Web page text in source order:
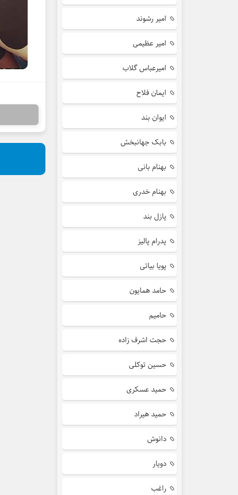
امیر رشوند
امیر عظیمی
امیرعباس گلاب
ایمان فلاح
ایوان بند
بابک جهانبخش
بهنام بانی
بهنام خدری
پازل بند
پدرام پالیز
پویا بیاتی
حامد همایون
حامیم
حجت اشرف زاده
حسین توکلی
حمید عسکری
حمید هیراد
دانوش
دویار
راغب